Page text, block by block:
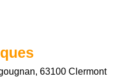
63100 Clermont